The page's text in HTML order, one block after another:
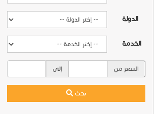
الدولة
الخدمة
السعر من إلى
بحث